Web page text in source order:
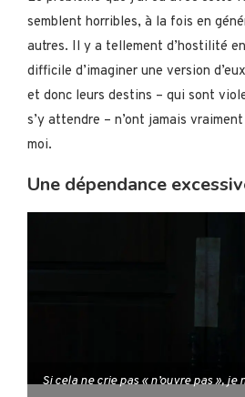
semblent horribles, à la fois en
autres. Il y a tellement d’hostilité
difficile d’imaginer une version
et donc leurs destins – qui sont
s’y attendre – n’ont jamais
moi.
Une dépendance
Si cela ne crie pas « n’ouvre pas », je